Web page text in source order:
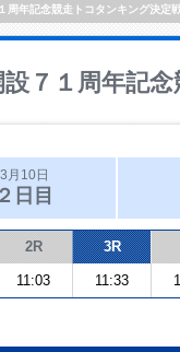
周年記念競走トコタンキング決定
設７１周年記
3月10日
２日目
2R 3R
11:03 11:33